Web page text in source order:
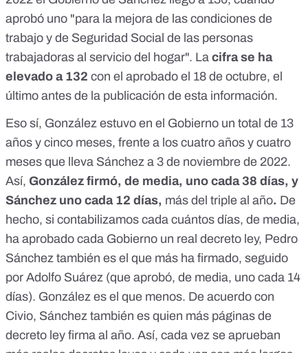
aprobó uno "para la mejora de las condiciones de
trabajo y de Seguridad Social de las personas
trabajadoras al servicio del hogar". La cifra se ha
elevado a 132 con el aprobado el 18 de octubre, el
último antes de la publicación de esta información.
Eso sí, González estuvo en el Gobierno un total de 13
años y cinco meses, frente a los cuatro años y cuatro
meses que lleva Sánchez a 3 de noviembre de 2022.
Así, González firmó, de media, uno cada 38 días, y
Sánchez uno cada 12 días, más del triple al año. De
hecho, si contabilizamos cada cuántos días, de media,
ha aprobado cada Gobierno un real decreto ley, Pedro
Sánchez también es el que más ha firmado, seguido
por Adolfo Suárez (que aprobó, de media, uno cada 14
días). González es el que menos. De acuerdo con
Civio, Sánchez también es quien más páginas de
decreto ley firma al año. Así, cada vez se aprueban